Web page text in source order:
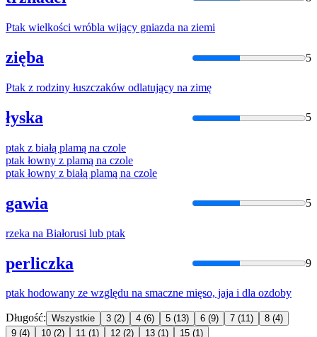
Ptak wielkości wróbla wijący gniazda na ziemi
zięba 5
Ptak z rodziny łuszczaków odlatujący na zimę
łyska 5
ptak z białą plamą na czole
ptak łowny z plamą na czole
ptak łowny z białą plamą na czole
gawia 5
rzeka na Białorusi lub ptak
perliczka 9
ptak hodowany ze względu na smaczne mięso, jaja i dla ozdoby
Długość: Wszystkie 3 (2) 4 (6) 5 (13) 6 (9) 7 (11) 8 (4)
9 (4) 10 (2) 11 (1) 12 (2) 13 (1) 15 (1)